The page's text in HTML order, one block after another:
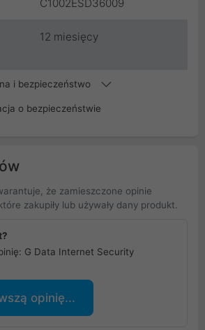
C1002ESD36009
12 miesięcy
i bezpieczeństwo
o bezpieczeństwie
że zamieszczone opinie
zakupiły lub używały dany produkt.
G Data Internet Security
opinię...